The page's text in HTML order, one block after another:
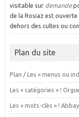
visitable sur demande
de la Rosiaz est ouverte
dehors des cultes ou
Plan du site
Plan / Les « menus ou
Les « catégories » !
Les « mots-clés » !